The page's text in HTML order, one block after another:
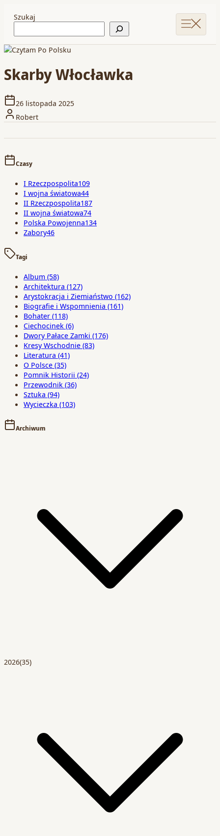
Szukaj
Skarby Włocławka
26 listopada 2025
Robert
Czasy
I Rzeczpospolita109
I wojna światowa44
II Rzeczpospolita187
II wojna światowa74
Polska Powojenna134
Zabory46
Tagi
Album (58)
Architektura (127)
Arystokracja i Ziemiaństwo (162)
Biografie i Wspomnienia (161)
Bohater (118)
Ciechocinek (6)
Dwory Pałace Zamki (176)
Kresy Wschodnie (83)
Literatura (41)
O Polsce (35)
Pomnik Historii (24)
Przewodnik (36)
Sztuka (94)
Wycieczka (103)
Archiwum
2026(35)